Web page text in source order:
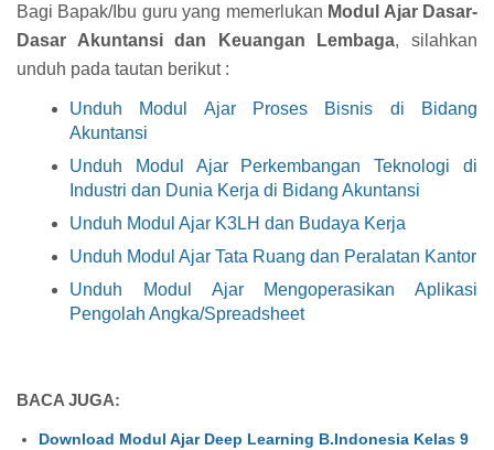
Bagi Bapak/Ibu guru yang memerlukan Modul Ajar Dasar-
Dasar Akuntansi dan Keuangan Lembaga, silahkan
unduh pada tautan berikut :
Unduh Modul Ajar Proses Bisnis di Bidang
Akuntansi
Unduh Modul Ajar Perkembangan Teknologi di
Industri dan Dunia Kerja di Bidang Akuntansi
Unduh Modul Ajar K3LH dan Budaya Kerja
Unduh Modul Ajar Tata Ruang dan Peralatan Kantor
Unduh Modul Ajar Mengoperasikan Aplikasi
Pengolah Angka/Spreadsheet
BACA JUGA:
Download Modul Ajar Deep Learning B.Indonesia Kelas 9